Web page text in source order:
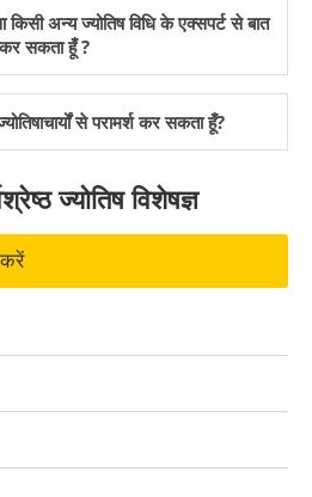
किसी अन्य ज्योतिष विधि के एक्सपर्ट से बात
कर सकता हूँ ?
से परामर्श कर सकता हूँ?
ज्योतिष विशेषज्ञ
करें